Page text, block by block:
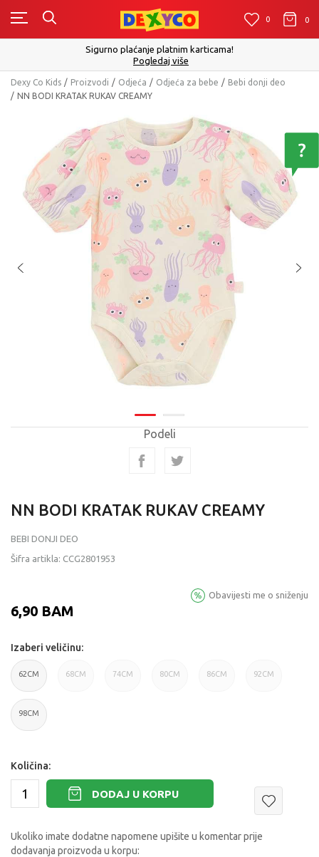
0 0
Sigurno plaćanje platnim karticama!
Pogledaj više
Dexy Co Kids Proizvodi Odjeća Odjeća za bebe
Bebi donji deo
NN BODI KRATAK RUKAV CREAMY
Podeli
NN BODI KRATAK RUKAV CREAMY
BEBI DONJI DEO
Šifra artikla: CCG2801953
6,90 BAM
Obavijesti me o sniženju
Izaberi veličinu:
62CM 68CM 74CM 80CM 86CM 92CM
98CM
Količina:
DODAJ U KORPU
Ukoliko imate dodatne napomene upišite u komentar prije
dodavanja proizvoda u korpu: